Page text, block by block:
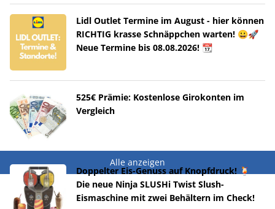
Lidl Outlet Termine im August - hier können
RICHTIG krasse Schnäppchen warten! 😀🚀
Neue Termine bis 08.08.2026! 📆
525€ Prämie: Kostenlose Girokonten im
Vergleich
Alle anzeigen
Doppelter Eis-Genuss auf Knopfdruck! 🍹
Die neue Ninja SLUSHi Twist Slush-
Eismaschine mit zwei Behältern im Check!